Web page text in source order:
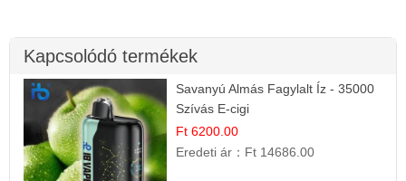
Kapcsolódó termékek
Savanyú Almás Fagylalt Íz - 35000
Szívás E-cigi
Ft 6200.00
Eredeti ár： Ft 14686.00